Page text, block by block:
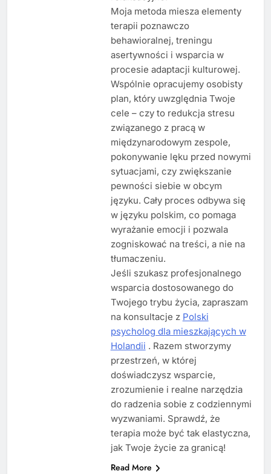
Moja metoda miesza elementy
terapii poznawczo
behawioralnej, treningu
asertywności i wsparcia w
procesie adaptacji kulturowej.
Wspólnie opracujemy osobisty
plan, który uwzględnia Twoje
cele – czy to redukcja stresu
związanego z pracą w
międzynarodowym zespole,
pokonywanie lęku przed nowymi
sytuacjami, czy zwiększanie
pewności siebie w obcym
języku. Cały proces odbywa się
w języku polskim, co pomaga
wyrażanie emocji i pozwala
zogniskować na treści, a nie na
tłumaczeniu.
Jeśli szukasz profesjonalnego
wsparcia dostosowanego do
Twojego trybu życia, zapraszam
na konsultacje z Polski
psycholog dla mieszkających w
Holandii . Razem stworzymy
przestrzeń, w której
doświadczysz wsparcie,
zrozumienie i realne narzędzia
do radzenia sobie z codziennymi
wyzwaniami. Sprawdź, że
terapia może być tak elastyczna,
jak Twoje życie za granicą!
Read More